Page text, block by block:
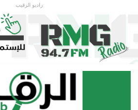
راديو الرقيب